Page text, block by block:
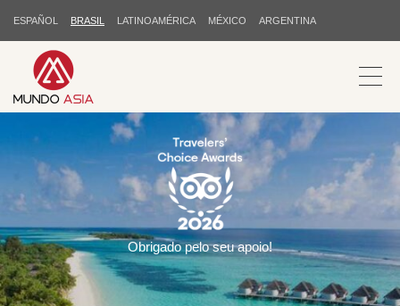
ESPAÑOL BRASIL LATINOAMÉRICA MÉXICO ARGENTINA
Obrigado pelo seu apoio!